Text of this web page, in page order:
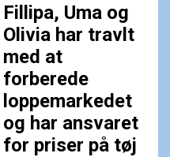
Fillipa, Uma og
Olivia har travlt
med at
forberede
loppemarkedet
og har ansvaret
for priser på tøj